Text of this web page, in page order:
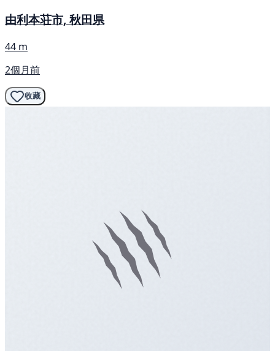
由利本荘市, 秋田県
44 m
2個月前
收藏